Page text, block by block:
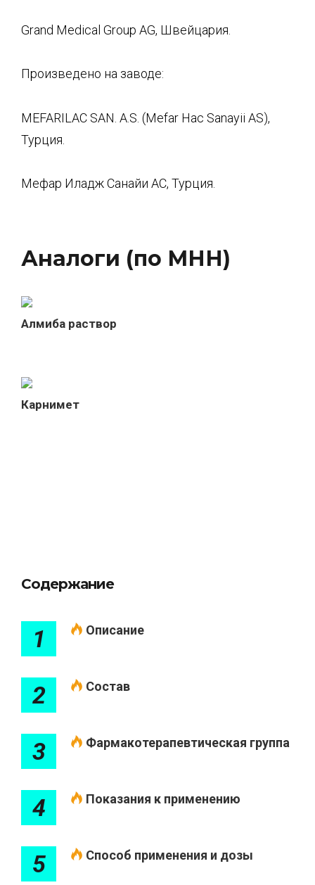
Grand Medical Group AG, Швейцария.
Произведено на заводе:
MEFARILAC SAN. A.S. (Mefar Нас Sanayii AS),
Турция.
Мефар Иладж Санайи АС, Турция.
Аналоги (по МНН)
Алмиба раствор
Карнимет
Содержание
1 Описание
2 Состав
3 Фармакотерапевтическая группа
4 Показания к применению
5 Способ применения и дозы